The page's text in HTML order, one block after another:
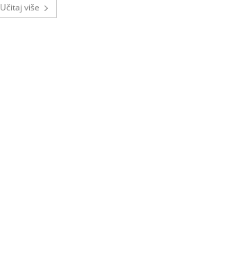
Učitaj više